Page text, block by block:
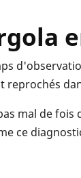
reprochés
mal de
ce